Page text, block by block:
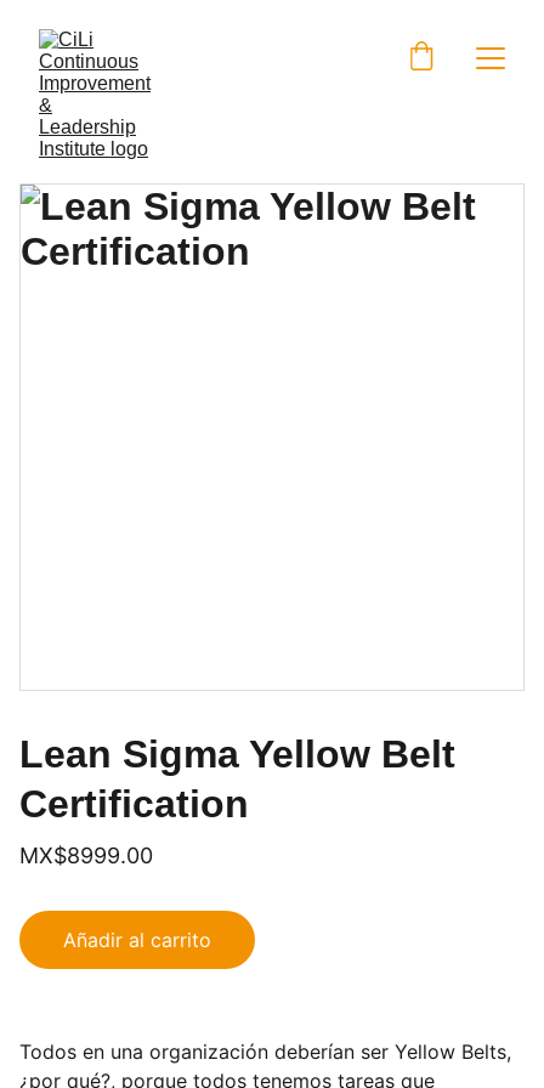
Lean Sigma Yellow Belt
Certification
MX$8999.00
Añadir al carrito
Todos en una organización deberían ser Yellow Belts,
¿por qué?, porque todos tenemos tareas que